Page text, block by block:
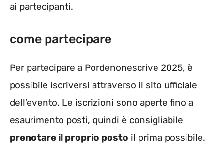
ai partecipanti.
come partecipare
Per partecipare a Pordenonescrive 2025, è
possibile iscriversi attraverso il sito ufficiale
dell’evento. Le iscrizioni sono aperte fino a
esaurimento posti, quindi è consigliabile
prenotare il proprio posto il prima possibile.